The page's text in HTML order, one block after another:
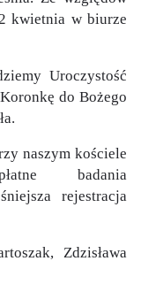
kwietnia w biurze
Uroczystość
do Bożego
naszym kościele
badania
rejestracja
Zdzisława